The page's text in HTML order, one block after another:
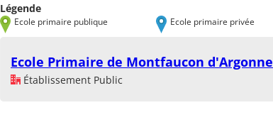
Légende
Ecole primaire publique Ecole primaire privée
Ecole Primaire de Montfaucon d'Argonne
Établissement Public